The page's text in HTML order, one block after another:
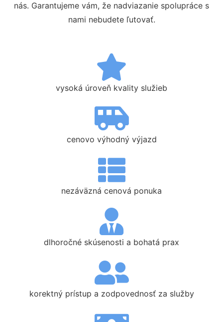
nás. Garantujeme vám, že nadviazanie spolupráce s
nami nebudete ľutovať.
vysoká úroveň kvality služieb
cenovo výhodný výjazd
nezáväzná cenová ponuka
dlhoročné skúsenosti a bohatá prax
korektný prístup a zodpovednosť za služby